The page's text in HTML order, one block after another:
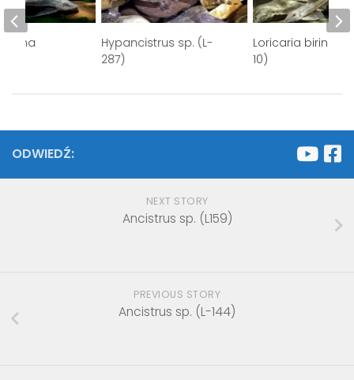
Hypancistrus sp. (L-
287)
Loricaria
10)
ODWIEDŹ:
NEXT STORY
Ancistrus sp. (L159)
PREVIOUS STORY
Ancistrus sp. (L-144)